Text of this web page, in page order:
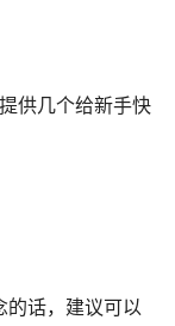
供几个给新手快
的话，建议可以